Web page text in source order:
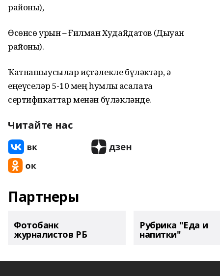
районы),
Өсөнсө урын – Ғилман Худайдатов (Дыуан
районы).
Ҡатнашыусылар иҫтәлекле бүләктәр, ә
еңеүселәр 5-10 мең һумлыҡ аҡсалата
сертификаттар менән бүләкләнде.
Читайте нас
Партнеры
Фотобанк
журналистов РБ
Рубрика "Еда и
напитки"